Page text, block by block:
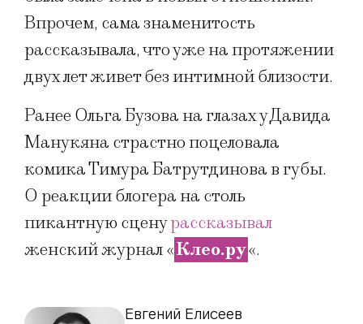
Впрочем, сама знаменитость
рассказывала, что уже на протяжении
двух лет живет без интимной близости.
Ранее Ольга Бузова на глазах у Давида
Манукяна страстно поцеловала
комика Тимура Батрутдинова в губы.
О реакции блогера на столь
пикантную сценурассказывал
женский журнал «Клео.ру«.
Евгений Елисеев